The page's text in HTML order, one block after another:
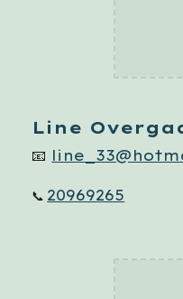
Line
📧
📞 20969265